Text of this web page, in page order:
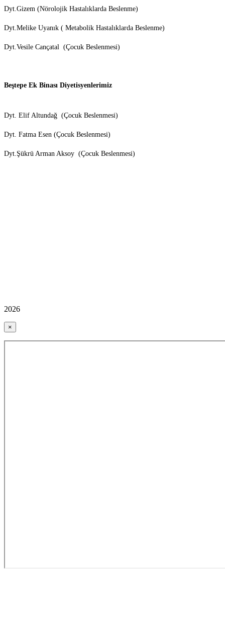
Dyt.Gizem (Nörolojik Hastalıklarda Beslenme)
Dyt.Melike Uyanık ( Metabolik Hastalıklarda Beslenme)
Dyt.Vesile Cançatal (Çocuk Beslenmesi)
Beştepe Ek Binası Diyetisyenlerimiz
Dyt. Elif Altundağ (Çocuk Beslenmesi)
Dyt. Fatma Esen (Çocuk Beslenmesi)
Dyt.Şükrü Arman Aksoy (Çocuk Beslenmesi)
2026
×